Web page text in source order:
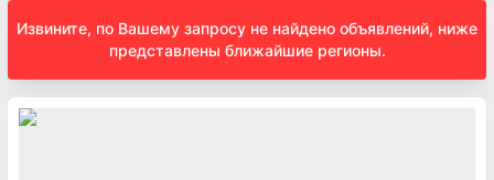
Извините, по Вашему запросу не найдено объявлений, ниже
представлены ближайшие регионы.